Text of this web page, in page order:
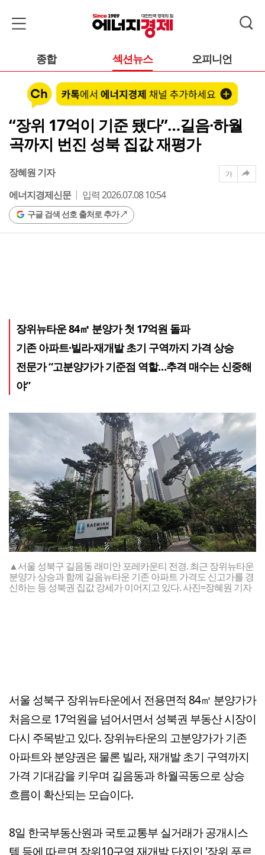
종합 섹션뉴스 오피니언
“장위 17억이 기준 됐다”…길음·하월
곡까지 번진 성북 집값 재평가
장혜원 기자
에너지경제신문
입력 2026.07.08 10:54
구글 검색 선호 출처로 추가
가
장위뉴타운 84㎡ 분양가 첫 17억원 돌파
기존 아파트·빌라·재개발 초기 구역까지 가격 상승
전문가 “고분양가가 기준점 역할…추격 매수는 신중해
야”
▲서울 성북구 길음동 래미안 포레카운티 전경. 최근 장위뉴타운
분양가 상승과 함께 길음뉴타운 기존 아파트 가격도 신고가를 경
신하는 등 성북권 집값 강세가 이어지고 있다. 사진=장혜원 기자
서울 성북구 장위뉴타운에서 전용면적 84㎡ 분양가가
처음으로 17억원을 넘어서면서 성북권 부동산 시장이
다시 주목받고 있다. 장위뉴타운의 고분양가가 기존
아파트와 분양권은 물론 빌라, 재개발 초기 구역까지
가격 기대감을 키우며 길음동과 하월곡동으로 상승
흐름이 확산되는 모습이다.
8일 한국부동산원과 국토교통부 실거래가 공개시스
템 등에 따르면 장위10구역 재개발 단지인 '장위 푸르